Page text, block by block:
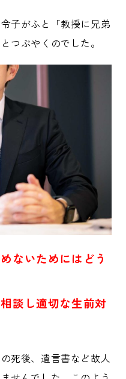
子がふと「教授に兄弟
つぶやくのでした。
ないためにはどう
談し適切な生前対
死後、遺言書など故人